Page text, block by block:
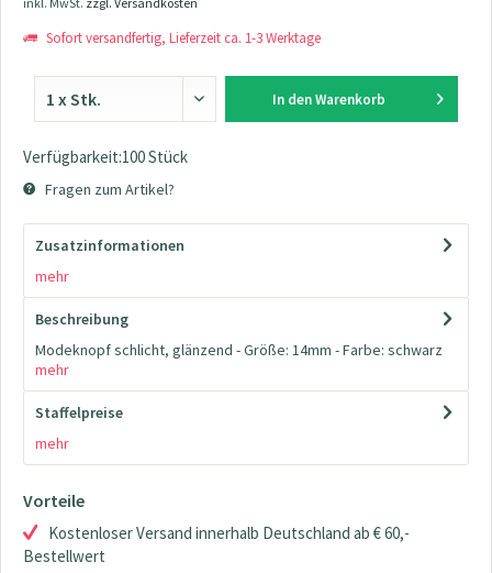
Sofort versandfertig, Lieferzeit ca. 1-3 Werktage
In den Warenkorb
Verfügbarkeit:100 Stück
Fragen zum Artikel?
Zusatzinformationen
mehr
Beschreibung
Modeknopf schlicht, glänzend - Größe: 14mm - Farbe: schwarz
mehr
Staffelpreise
mehr
Vorteile
Kostenloser Versand innerhalb Deutschland ab € 60,-
Bestellwert